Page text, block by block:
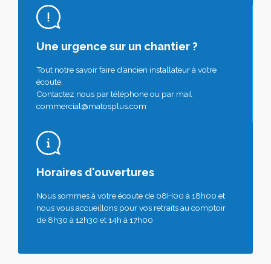
Une urgence sur un chantier ?
Tout notre savoir faire d’ancien installateur à votre
écoute.
Contactez nous par téléphone ou par mail
commercial@matosplus.com
Horaires d'ouvertures
Nous sommes à votre écoute de 08H00 à 18h00 et
nous vous accueillons pour vos retraits au comptoir
de 8h30 à 12h30 et 14h à 17h00